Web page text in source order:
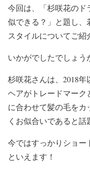
今回は、
「杉咲花の
似できる？」 と題し、
スタイルについてご紹
いかがでしたでしょう
杉咲花さんは、2018
ヘアがトレードマー
に合わせて髪の毛をカ
くお似合いであると話
今ではすっかりショー
といえます！